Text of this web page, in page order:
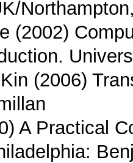
(2002)
(2006)
A Practical